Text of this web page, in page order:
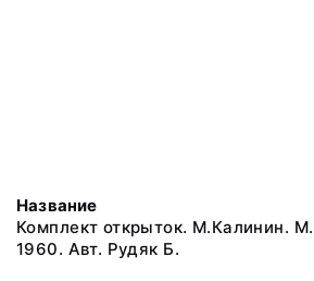
Название
Комплект открыток. М.Калинин.
1960. Авт. Рудяк Б.